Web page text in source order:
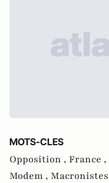
MOTS-CLES
Opposition , France ,
Modem ,